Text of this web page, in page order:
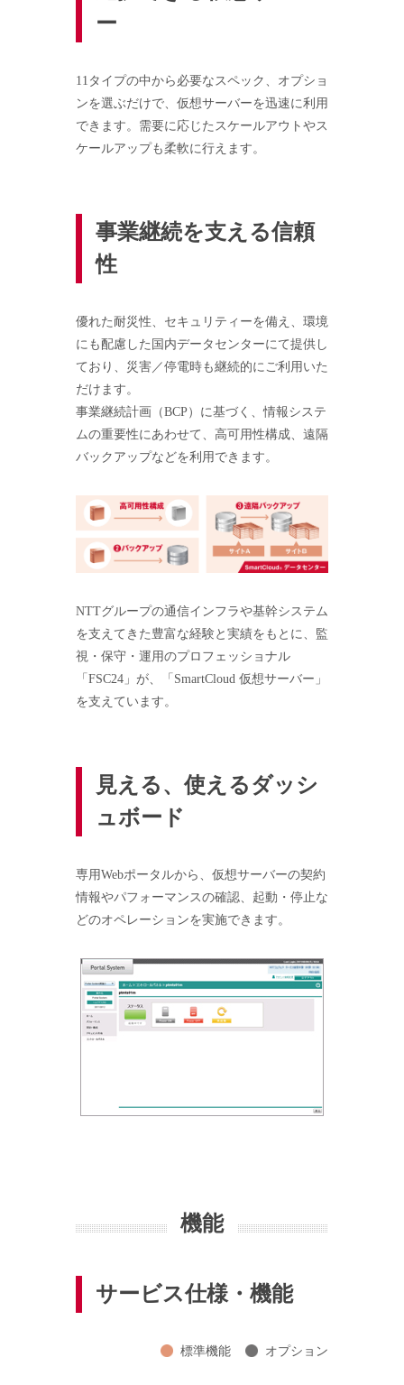
ー
11タイプの中から必要なスペック、オプショ
ンを選ぶだけで、仮想サーバーを迅速に利用
できます。需要に応じたスケールアウトやス
ケールアップも柔軟に行えます。
事業継続を支える信頼
性
優れた耐災性、セキュリティーを備え、環境
にも配慮した国内データセンターにて提供し
ており、災害／停電時も継続的にご利用いた
だけます。
事業継続計画（BCP）に基づく、情報システ
ムの重要性にあわせて、高可用性構成、遠隔
バックアップなどを利用できます。
NTTグループの通信インフラや基幹システム
を支えてきた豊富な経験と実績をもとに、監
視・保守・運用のプロフェッショナル
「FSC24」が、「SmartCloud 仮想サーバー」
を支えています。
見える、使えるダッシ
ュボード
専用Webポータルから、仮想サーバーの契約
情報やパフォーマンスの確認、起動・停止な
どのオペレーションを実施できます。
機能
サービス仕様・機能
標準機能 オプション